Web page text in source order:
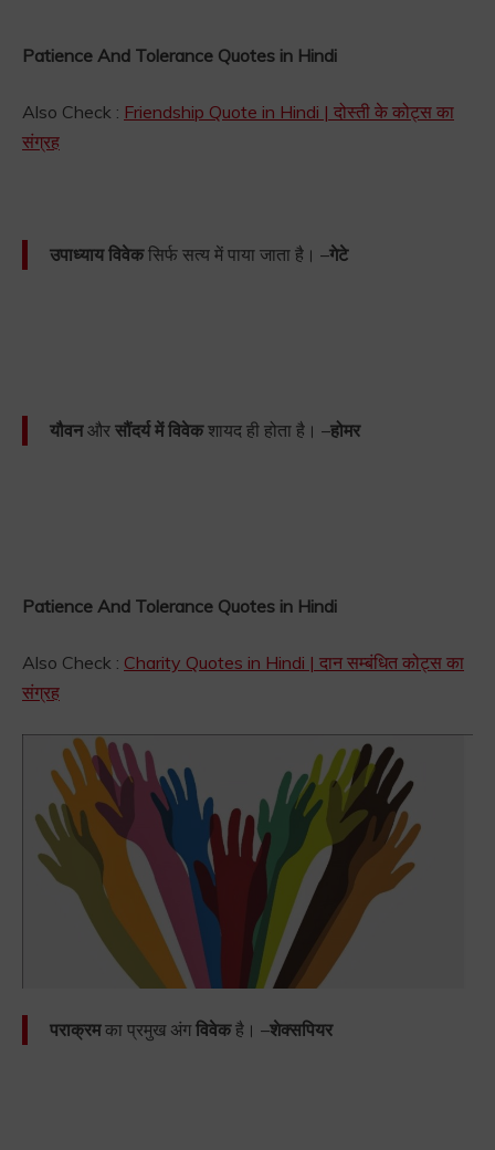
Patience And Tolerance Quotes in Hindi
Also Check : Friendship Quote in Hindi | दोस्ती के कोट्स का
संग्रह
उपाध्याय विवेकसिर्फ सत्य में पाया जाता है। –गेटे
यौवनऔर सौंदर्य में विवेकशायद ही होता है। –होमर
Patience And Tolerance Quotes in Hindi
Also Check : Charity Quotes in Hindi | दान सम्बंधित कोट्स का
संग्रह
पराक्रमका प्रमुख अंगविवेकहै। –शेक्सपियर